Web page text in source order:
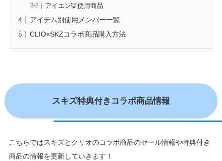
アイエン🦊使用商品
アイテム別使用メンバー一覧
CLIO×SKZコラボ商品購入方法
スキズ特典付きコラボ商品情報
こちらではスキズとクリオのコラボ商品のセール情報や特典付き
商品の情報を更新していきます！